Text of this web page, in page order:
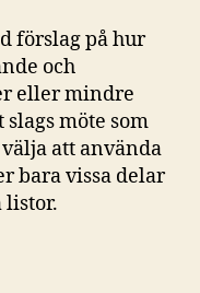
förslag på hur
och
eller mindre
möte som
att använda
bara vissa delar
listor.